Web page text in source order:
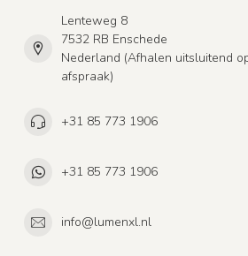
Lenteweg 8
7532 RB Enschede
Nederland (Afhalen uitsluitend
afspraak)
+31 85 773 1906
+31 85 773 1906
info@lumenxl.nl